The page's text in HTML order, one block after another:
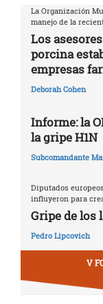
La Organización
manejo de la
Los
porcina
empresas
Deborah Cohen
Informe: la
la gripe H1N
Subcomandante
Diputados
influyeron para
Gripe de los
Pedro Lipcovich
V